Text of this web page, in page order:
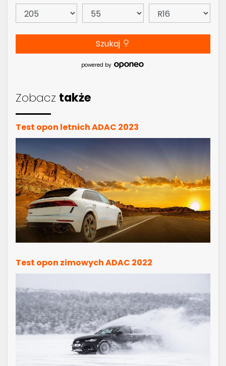
Szukaj
powered by
Zobacz także
Test opon letnich ADAC 2023
Test opon zimowych ADAC 2022